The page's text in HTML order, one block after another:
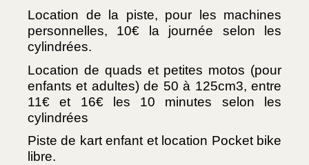
Location de la piste, pour les machines
personnelles, 10€ la journée selon les
cylindrées.
Location de quads et petites motos (pour
enfants et adultes) de 50 à 125cm3, entre
11€ et 16€ les 10 minutes selon les
cylindrées
Piste de kart enfant et location Pocket bike
libre.